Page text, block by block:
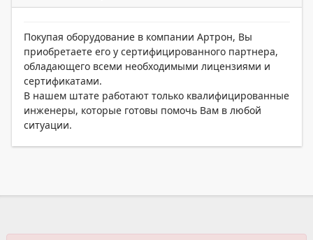
Покупая оборудование в компании Артрон, Вы
приобретаете его у сертифицированного партнера,
обладающего всеми необходимыми лицензиями и
сертификатами.
В нашем штате работают только квалифицированные
инженеры, которые готовы помочь Вам в любой
ситуации.